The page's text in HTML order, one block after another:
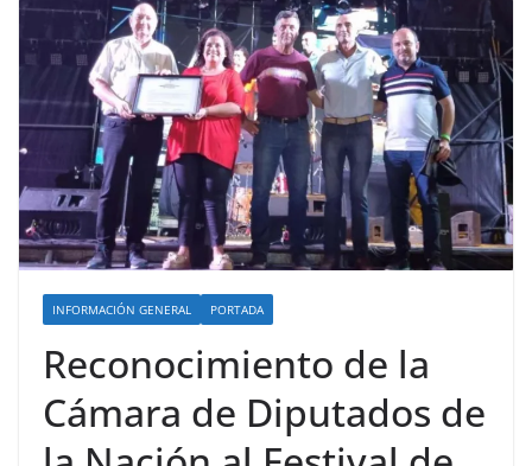
INFORMACIÓN GENERAL PORTADA
Reconocimiento de la
Cámara de Diputados de